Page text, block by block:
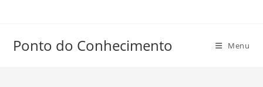
conteúdo
Ponto do Conhecimento Menu